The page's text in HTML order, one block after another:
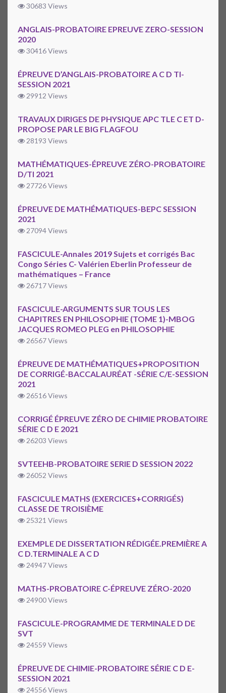
30683 Views
ANGLAIS-PROBATOIRE EPREUVE ZERO-SESSION
2020
30416 Views
ÉPREUVE D’ANGLAIS-PROBATOIRE A C D TI-
SESSION 2021
29912 Views
TRAVAUX DIRIGES DE PHYSIQUE APC TLE C ET D-
PROPOSE PAR LE BIG FLAGFOU
28193 Views
MATHÉMATIQUES-ÉPREUVE ZÉRO-PROBATOIRE
D/TI 2021
27726 Views
ÉPREUVE DE MATHÉMATIQUES-BEPC SESSION
2021
27094 Views
FASCICULE-Annales 2019 Sujets et corrigés Bac
Congo Séries C- Valérien Eberlin Professeur de
mathématiques – France
26717 Views
FASCICULE-ARGUMENTS SUR TOUS LES
CHAPITRES EN PHILOSOPHIE (TOME 1)-MBOG
JACQUES ROMEO PLEG en PHILOSOPHIE
26567 Views
ÉPREUVE DE MATHÉMATIQUES+PROPOSITION
DE CORRIGÉ-BACCALAURÉAT -SÉRIE C/E-SESSION
2021
26516 Views
CORRIGÉ ÉPREUVE ZÉRO DE CHIMIE PROBATOIRE
SÉRIE C D E 2021
26203 Views
SVTEEHB-PROBATOIRE SERIE D SESSION 2022
26052 Views
FASCICULE MATHS (EXERCICES+CORRIGÉS)
CLASSE DE TROISIÈME
25321 Views
EXEMPLE DE DISSERTATION RÉDIGÉE.PREMIÈRE A
C D.TERMINALE A C D
24947 Views
MATHS-PROBATOIRE C-ÉPREUVE ZÉRO-2020
24900 Views
FASCICULE-PROGRAMME DE TERMINALE D DE
SVT
24559 Views
ÉPREUVE DE CHIMIE-PROBATOIRE SÉRIE C D E-
SESSION 2021
24556 Views